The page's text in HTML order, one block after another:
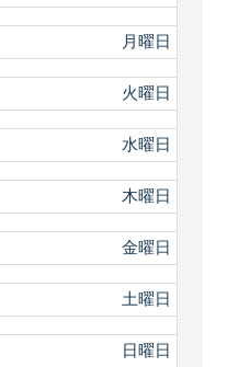
月曜日
火曜日
水曜日
木曜日
金曜日
土曜日
日曜日